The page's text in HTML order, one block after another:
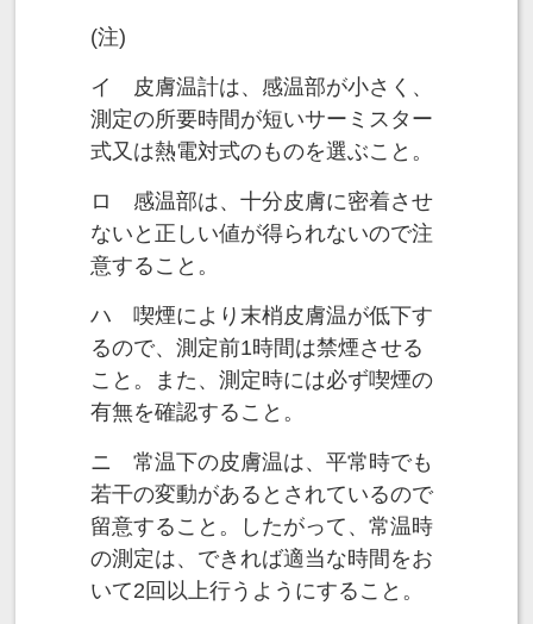
(注)
イ 皮膚温計は、感温部が小さく、
測定の所要時間が短いサーミスター
式又は熱電対式のものを選ぶこと。
ロ 感温部は、十分皮膚に密着させ
ないと正しい値が得られないので注
意すること。
ハ 喫煙により末梢皮膚温が低下す
るので、測定前1時間は禁煙させる
こと。また、測定時には必ず喫煙の
有無を確認すること。
ニ 常温下の皮膚温は、平常時でも
若干の変動があるとされているので
留意すること。したがって、常温時
の測定は、できれば適当な時間をお
いて2回以上行うようにすること。